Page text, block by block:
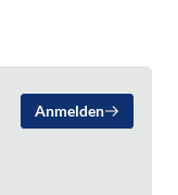
Anmelden